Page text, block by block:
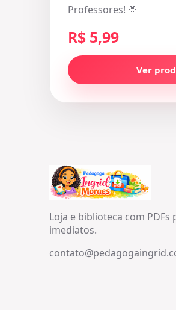
Professores! 💛
R$ 5,99
Ver
Loja e biblioteca com
imediatos.